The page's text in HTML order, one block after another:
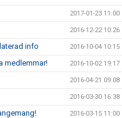
2017-01-23 11:00
2016-12-22 10:26
info 2016-10-04 10:15
medlemmar! 2016-10-02 19:17
2016-04-21 09:08
2016-03-30 16:38
2016-03-15 11:00